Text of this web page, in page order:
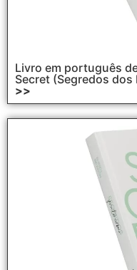
Livro em português
Secret (Segredos
>>